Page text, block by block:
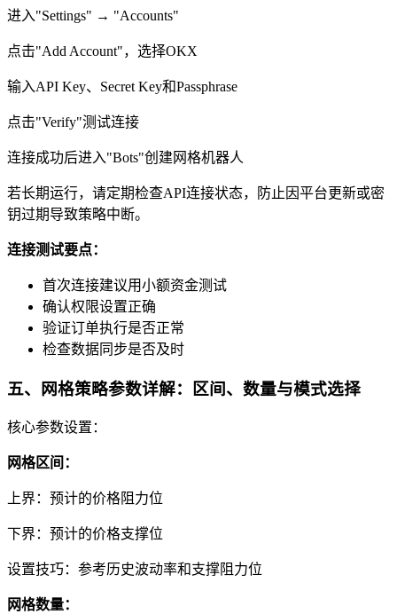
进入"Settings" → "Accounts"
点击"Add Account"，选择OKX
输入API Key、Secret Key和Passphrase
点击"Verify"测试连接
连接成功后进入"Bots"创建网格机器人
若长期运行，请定期检查API连接状态，防止因平台更新或密
钥过期导致策略中断。
连接测试要点：
首次连接建议用小额资金测试
确认权限设置正确
验证订单执行是否正常
检查数据同步是否及时
五、网格策略参数详解：区间、数量与模式选择
核心参数设置：
网格区间：
上界：预计的价格阻力位
下界：预计的价格支撑位
设置技巧：参考历史波动率和支撑阻力位
网格数量：